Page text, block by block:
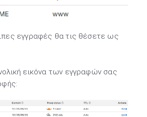
εγγραφές θα τις θέσετε ως
εικόνα των εγγραφών σας